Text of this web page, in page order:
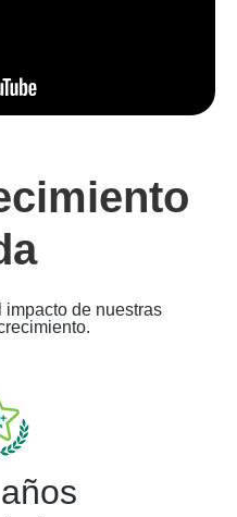
impacto de nuestras